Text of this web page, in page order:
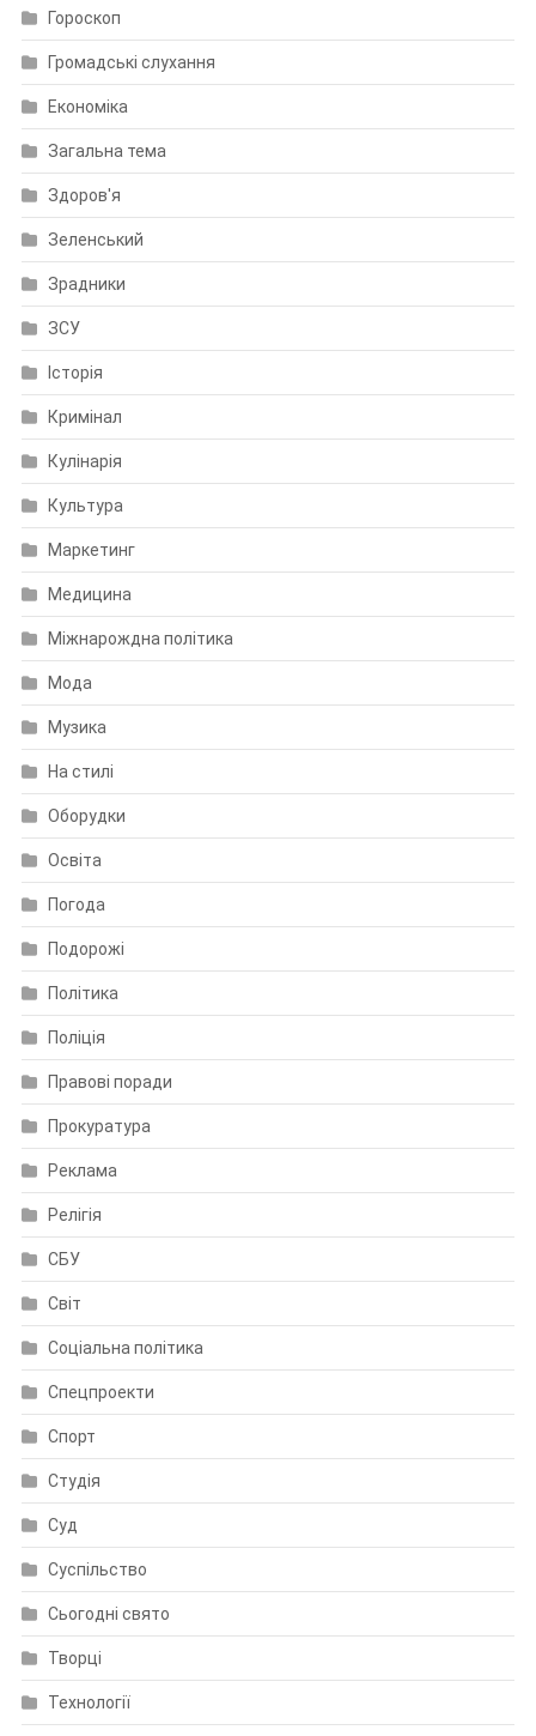
Гороскоп
Громадські слухання
Економіка
Загальна тема
Здоров'я
Зеленський
Зрадники
ЗСУ
Історія
Кримінал
Кулінарія
Культура
Маркетинг
Медицина
Міжнарождна політика
Мода
Музика
На стилі
Оборудки
Освіта
Погода
Подорожі
Політика
Поліція
Правові поради
Прокуратура
Реклама
Релігія
СБУ
Світ
Соціальна політика
Спецпроекти
Спорт
Студія
Суд
Суспільство
Сьогодні свято
Творці
Технології